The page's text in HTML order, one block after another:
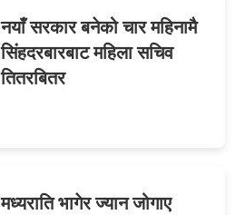
नयाँ सरकार बनेको चार महिनामै
सिंहदरबारबाट महिला सचिव
तितरबितर
मध्यराति भागेर ज्यान जोगाए